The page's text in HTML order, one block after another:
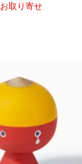
お取り寄せ